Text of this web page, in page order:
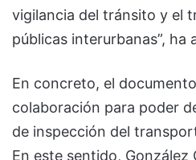
vigilancia del tránsito y el
públicas interurbanas”, ha
En concreto, el
colaboración para poder
de inspección del
En este sentido, González